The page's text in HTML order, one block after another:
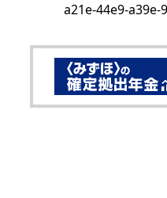
a21e-44e9-a39e-